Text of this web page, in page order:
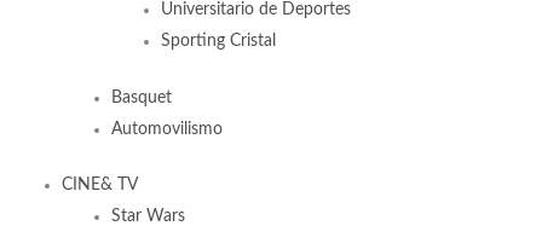
Universitario de Deportes
Sporting Cristal
Basquet
Automovilismo
CINE& TV
Star Wars